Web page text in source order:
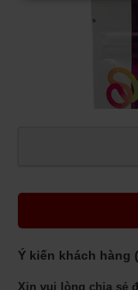
Ý kiến khách hàng (
Xin vui lòng chia sẻ